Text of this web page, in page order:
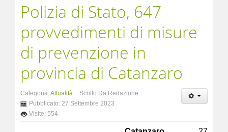
Polizia di Stato, 647
provvedimenti di misure
di prevenzione in
provincia di Catanzaro
Categoria:Attualità
Scritto Da Redazione
Pubblicato: 27 Settembre 2023
Visite: 554